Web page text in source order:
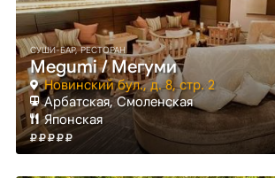
СУШИ-БАР, РЕСТОРАН
Megumi / Мегуми
Новинский бул., д. 8, стр. 2
Арбатская, Смоленская
Японская